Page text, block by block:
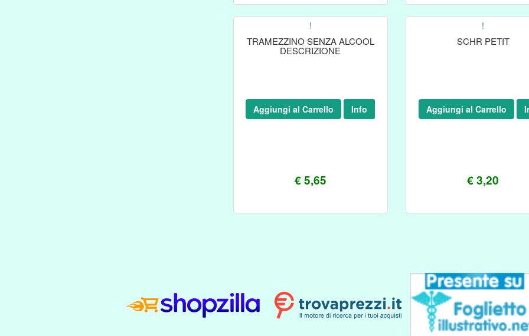
!
TRAMEZZINO SENZA ALCOOL
DESCRIZIONE
€ 5,65
Aggiungi al Carrello Info
!
SCHR PETIT
€ 3,20
Aggiungi al Carrello